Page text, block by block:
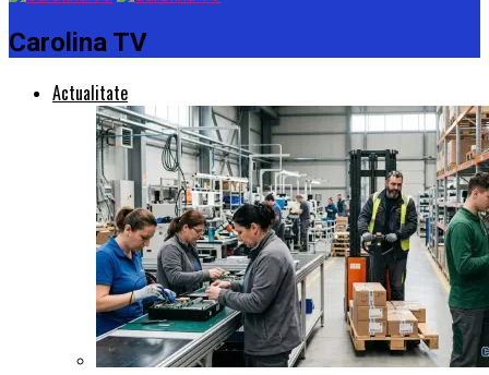
Carolina TV
Actualitate